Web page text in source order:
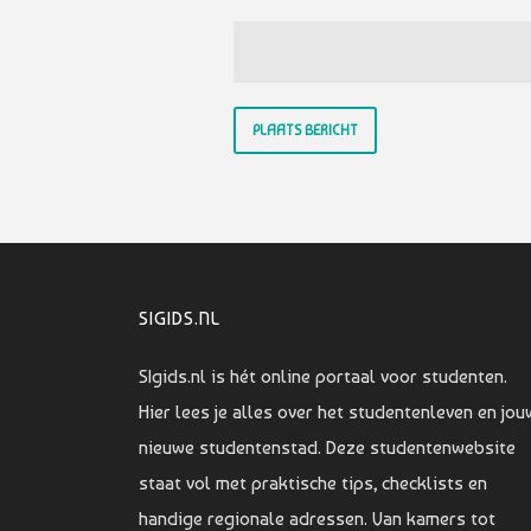
SIGIDS.NL
SIgids.nl is hét online portaal voor studenten.
Hier lees je alles over het studentenleven en
nieuwe studentenstad. Deze studentenwebsite
staat vol met praktische tips, checklists en
handige regionale adressen. Van kamers tot